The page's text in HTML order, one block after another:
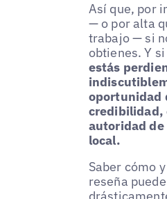
Así que, por
— o por alta
trabajo — si
obtienes. Y
estás
oportunidad
credibilidad,
autoridad
local.
Saber cómo
reseña